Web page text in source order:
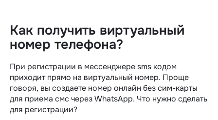
Как получить виртуальный
номер телефона?
При регистрации в мессенджере sms кодом
приходит прямо на виртуальный номер. Проще
говоря, вы создаете номер онлайн без сим-карты
для приема смс через WhatsApp. Что нужно сделать
для регистрации?